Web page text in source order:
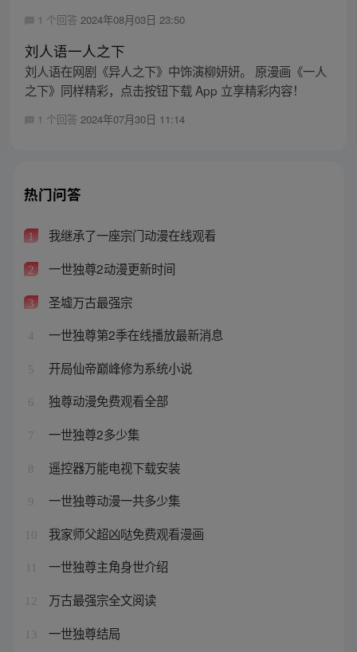
1 个回答 2024年08月03日 23:50
刘人语一人之下
刘人语在网剧《异人之下》中饰演柳妍妍。 原漫画《一人
之下》同样精彩，点击按钮下载 App 立享精彩内容！
1 个回答 2024年07月30日 11:14
热门问答
1 我继承了一座宗门动漫在线观看
2 一世独尊2动漫更新时间
3 圣墟万古最强宗
4 一世独尊第2季在线播放最新消息
5 开局仙帝巅峰修为系统小说
6 独尊动漫免费观看全部
7 一世独尊2多少集
8 遥控器万能电视下载安装
9 一世独尊动漫一共多少集
10 我家师父超凶哒免费观看漫画
一世独尊主角身世介绍
12 万古最强宗全文阅读
13 一世独尊结局